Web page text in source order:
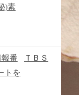
)素
番
トを
ＴＢＳ